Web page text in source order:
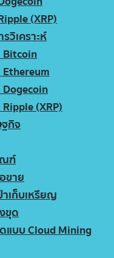
(XRP)
วิเคราะห์
Bitcoin
Ethereum
Dogecoin
(XRP)
กิจ
ฑ์
ขาย
าเก็บเหรียญ
ขุด
แบบ Cloud Mining